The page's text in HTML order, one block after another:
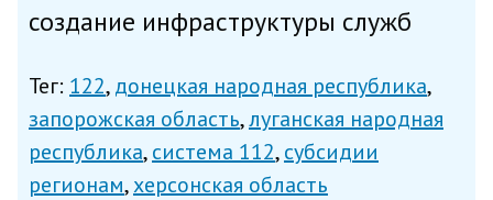
создание инфраструктуры служб
номерам «112» и «122» Донецкой и
Луганской Народным Республикам,
Запорожской и Херсонской
Тег: 122 донецкая народная республика
запорожская область луганская народная
республика система 112 субсидии
регионам херсонская область